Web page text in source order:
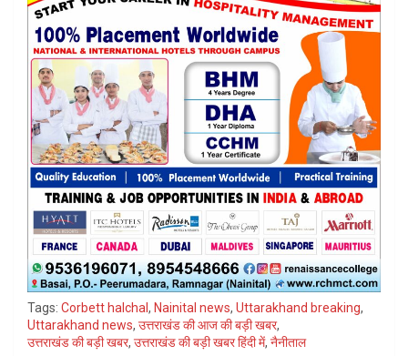
Tags: Corbett halchal , Nainital news, Uttarakhand breaking,
Uttarakhand news, उत्तराखंड की आज की बड़ी खबर,
उत्तराखंड की बड़ी खबर, उत्तराखंड की बड़ी खबर हिंदी में, नैनीताल